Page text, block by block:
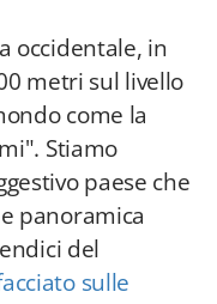
occidentale, in
metri sul livello
come la
Stiamo
paese che
panoramica
del
sulle